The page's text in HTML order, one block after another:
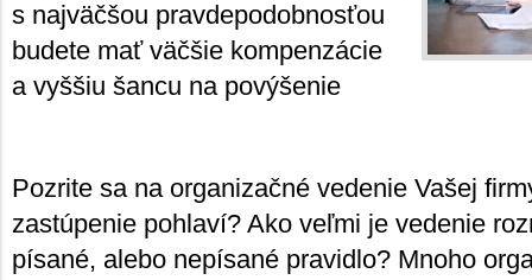
s najväčšou pravdepodobnosťou
budete mať väčšie kompenzácie
a vyššiu šancu na povýšenie
Pozrite sa na organizačné vedenie Vašej
zastúpenie pohlaví? Ako veľmi je vedenie
písané, alebo nepísané pravidlo? Mnoho